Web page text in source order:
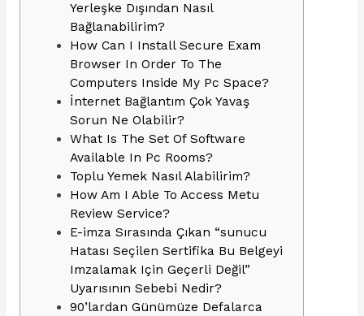
Yerleşke Dışından Nasıl
Bağlanabilirim?
How Can I Install Secure Exam
Browser In Order To The
Computers Inside My Pc Space?
İnternet Bağlantım Çok Yavaş
Sorun Ne Olabilir?
What Is The Set Of Software
Available In Pc Rooms?
Toplu Yemek Nasıl Alabilirim?
How Am I Able To Access Metu
Review Service?
E-imza Sırasında Çıkan “sunucu
Hatası Seçilen Sertifika Bu Belgeyi
Imzalamak Için Geçerli Değil”
Uyarısının Sebebi Nedir?
90’lardan Günümüze Defalarca